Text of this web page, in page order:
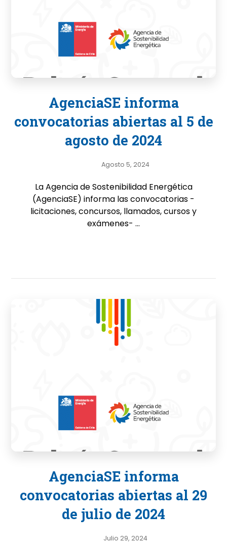
AgenciaSE informa
convocatorias abiertas al 5 de
agosto de 2024
Agosto 5, 2024
La Agencia de Sostenibilidad Energética
(AgenciaSE) informa las convocatorias -
licitaciones, concursos, llamados, cursos y
exámenes- ...
AgenciaSE informa
convocatorias abiertas al 29
de julio de 2024
Julio 29, 2024